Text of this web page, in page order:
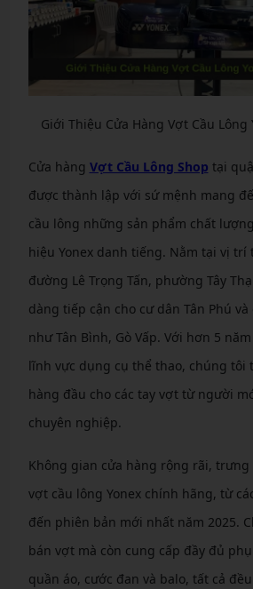
Giới Thiệu Cửa Hàng Vợt Cầu Lông
Cửa hàng Vợt Cầu Lông Shop tại
được thành lập với sứ mệnh mang
cầu lông những sản phẩm chất
hiệu Yonex danh tiếng. Nằm tại vị
đường Lê Trọng Tấn, phường Tây
dàng tiếp cận cho cư dân Tân Phú
như Tân Bình, Gò Vấp. Với hơn 5
lĩnh vực dụng cụ thể thao, chúng tôi
hàng đầu cho các tay vợt từ người
chuyên nghiệp.
Không gian cửa hàng rộng rãi, trưng
vợt cầu lông Yonex chính hãng, từ
đến phiên bản mới nhất năm 2025.
bán vợt mà còn cung cấp đầy đủ
quần áo, cước đan và balo, tất cả